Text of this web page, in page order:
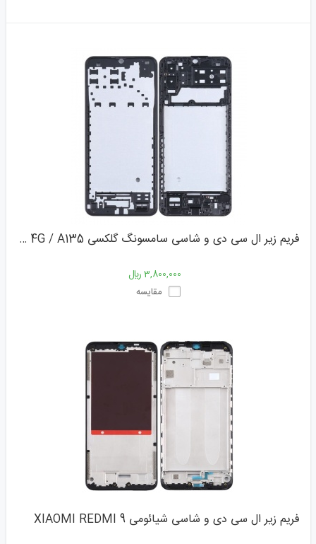
فریم زیر ال سی دی و شاسی سامسونگ گلکسی SAMSUNG GALAXY A13 4G / A135
3,800,000 ﷼
مقایسه
فریم زیر ال سی دی و شاسی شیائومی XIAOMI REDMI 9